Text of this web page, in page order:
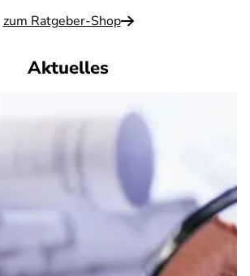
zum Ratgeber-Shop
Aktuelles